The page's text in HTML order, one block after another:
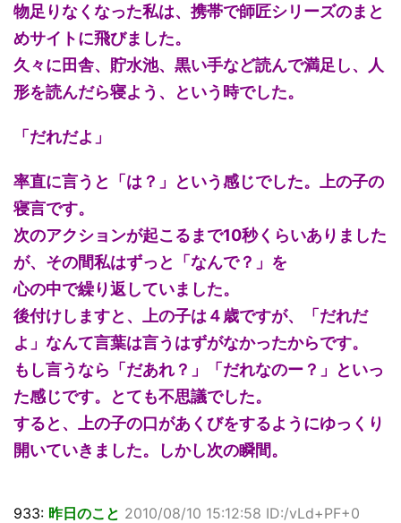
物足りなくなった私は、携帯で師匠シリーズのまと
めサイトに飛びました。
久々に田舎、貯水池、黒い手など読んで満足し、人
形を読んだら寝よう、という時でした。
「だれだよ」
率直に言うと「は？」という感じでした。上の子の
寝言です。
次のアクションが起こるまで10秒くらいありました
が、その間私はずっと「なんで？」を
心の中で繰り返していました。
後付けしますと、上の子は４歳ですが、「だれだ
よ」なんて言葉は言うはずがなかったからです。
もし言うなら「だあれ？」「だれなのー？」といっ
た感じです。とても不思議でした。
すると、上の子の口があくびをするようにゆっくり
開いていきました。しかし次の瞬間。
933: 昨日のこと 2010/08/10 15:12:58 ID:/vLd+PF+0